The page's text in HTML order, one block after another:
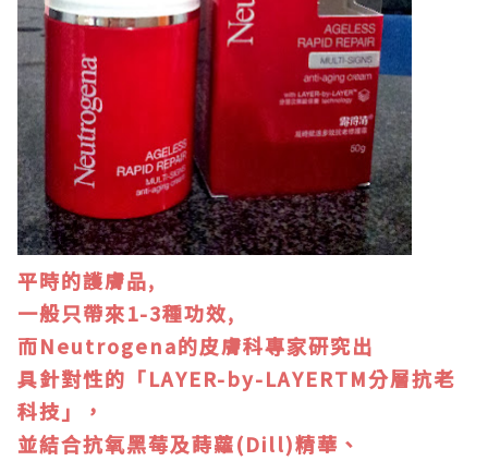
平時的護膚品,
一般只帶來1-3種功效,
而Neutrogena的皮膚科專家研究出
具針對性的「LAYER-by-LAYERTM分層抗老
科技」，
並結合抗氧黑莓及蒔蘿(Dill)精華、